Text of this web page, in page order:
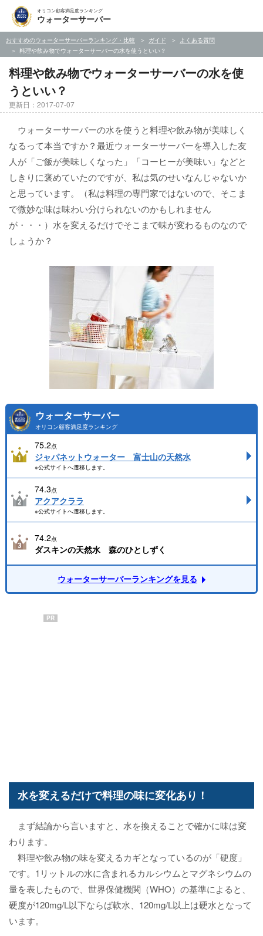
オリコン顧客満足度ランキング
ウォーターサーバー
おすすめのウォーターサーバーランキング・比較 ガイド
よくある質問
料理や飲み物でウォーターサーバーの水を使うといい？
料理や飲み物でウォーターサーバーの水を使
うといい？
更新日：2017-07-07
ウォーターサーバーの水を使うと料理や飲み物が美味しく
なるって本当ですか？最近ウォーターサーバーを導入した友
人が「ご飯が美味しくなった」「コーヒーが美味い」などと
しきりに褒めていたのですが、私は気のせいなんじゃないか
と思っています。（私は料理の専門家ではないので、そこま
で微妙な味は味わい分けられないのかもしれません
が・・・）水を変えるだけでそこまで味が変わるものなので
しょうか？
ウォーターサーバー
オリコン顧客満足度ランキング
75.2点
ジャパネットウォーター 富士山の天然水
※公式サイトへ遷移します。
74.3点
アクアクララ
※公式サイトへ遷移します。
74.2点
ダスキンの天然水 森のひとしずく
ウォーターサーバーランキングを見る
PR
水を変えるだけで料理の味に変化あり！
まず結論から言いますと、水を換えることで確かに味は変
わります。
料理や飲み物の味を変えるカギとなっているのが「硬度」
です。1リットルの水に含まれるカルシウムとマグネシウムの
量を表したもので、世界保健機関（WHO）の基準によると、
硬度が120mg/L以下ならば軟水、120mg/L以上は硬水となって
います。